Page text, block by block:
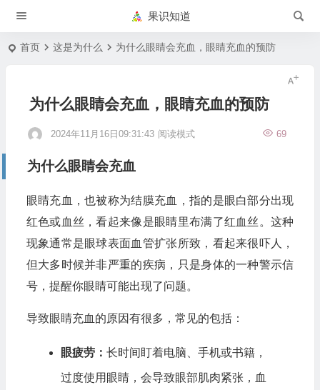
果识知道
首页 这是为什么 为什么眼睛会充血，眼睛充血的预防
为什么眼睛会充血，眼睛充血的预防
2024年11月16日09:31:43 69
阅读模式
为什么眼睛会充血
眼睛充血，也被称为结膜充血，指的是眼白部分出现
红色或血丝，看起来像是眼睛里布满了红血丝。这种
现象通常是眼球表面血管扩张所致，看起来很吓人，
但大多时候并非严重的疾病，只是身体的一种警示信
号，提醒你眼睛可能出现了问题。
导致眼睛充血的原因有很多，常见的包括：
眼疲劳： 长时间盯着电脑、手机或书籍，
过度使用眼睛，会导致眼部肌肉紧张，血